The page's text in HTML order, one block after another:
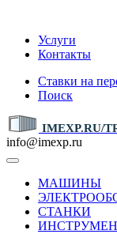
Услуги
Контакты
Ставки на
Поиск
IMEXP.RU/
info@imexp.ru
МАШИНЫ
СТАНКИ